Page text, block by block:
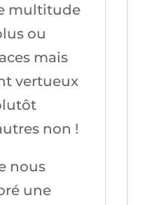
multitude
ou
mais
vertueux
non !
nous
une